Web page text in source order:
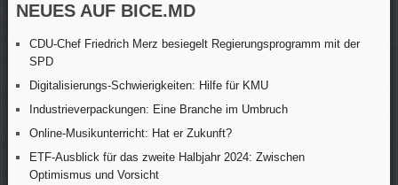
NEUES AUF BICE.MD
CDU-Chef Friedrich Merz besiegelt Regierungsprogramm mit der
SPD
Digitalisierungs-Schwierigkeiten: Hilfe für KMU
Industrieverpackungen: Eine Branche im Umbruch
Online-Musikunterricht: Hat er Zukunft?
ETF-Ausblick für das zweite Halbjahr 2024: Zwischen
Optimismus und Vorsicht